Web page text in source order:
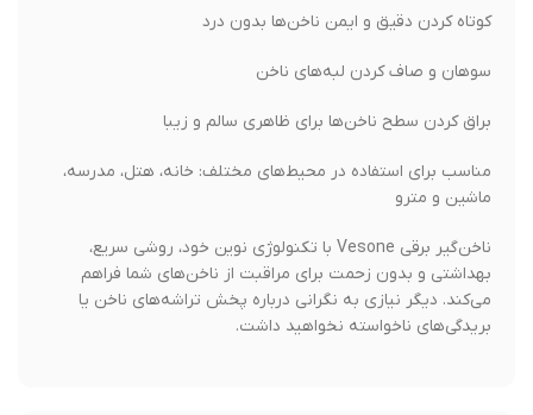
کوتاه کردن دقیق و ایمن ناخن‌ها بدون درد
سوهان و صاف کردن لبه‌های ناخن
براق کردن سطح ناخن‌ها برای ظاهری سالم و زیبا
مناسب برای استفاده در محیط‌های مختلف: خانه، هتل، مدرسه،
ماشین و مترو
ناخن‌گیر برقی Vesone با تکنولوژی نوین خود، روشی سریع،
بهداشتی و بدون زحمت برای مراقبت از ناخن‌های شما فراهم
می‌کند. دیگر نیازی به نگرانی درباره پخش تراشه‌های ناخن یا
بریدگی‌های ناخواسته نخواهید داشت.